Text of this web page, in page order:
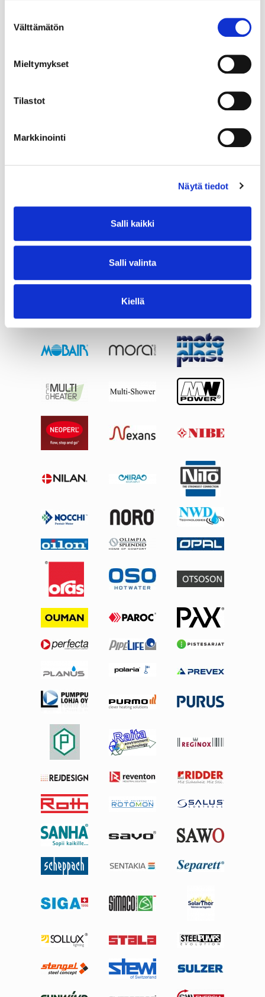
valinta
Välttämätön
Mieltymykset
Tilastot
Markkinointi
Näytä tiedot
Salli kaikki
Salli valinta
Kiellä